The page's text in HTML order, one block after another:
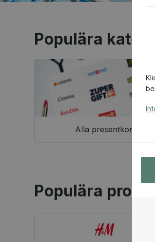
Populära
Alla presentkort
Populära